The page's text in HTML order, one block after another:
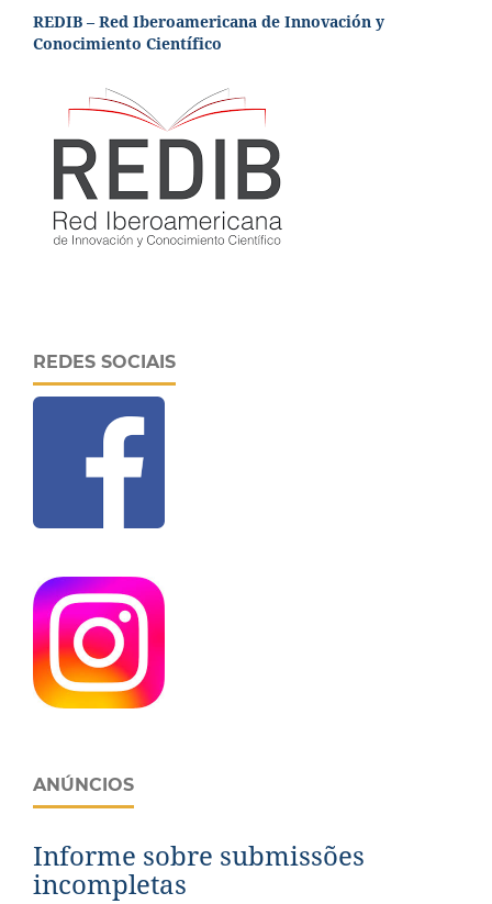
REDIB – Red Iberoamericana de Innovación y
Conocimiento Científico
REDES SOCIAIS
ANÚNCIOS
Informe sobre submissões
incompletas